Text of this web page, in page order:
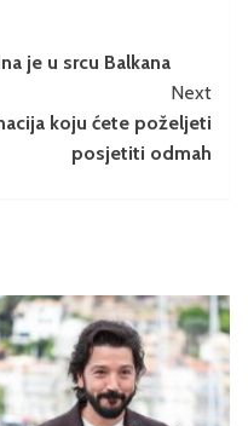
je u srcu Balkana
Next
koju ćete poželjeti
posjetiti odmah